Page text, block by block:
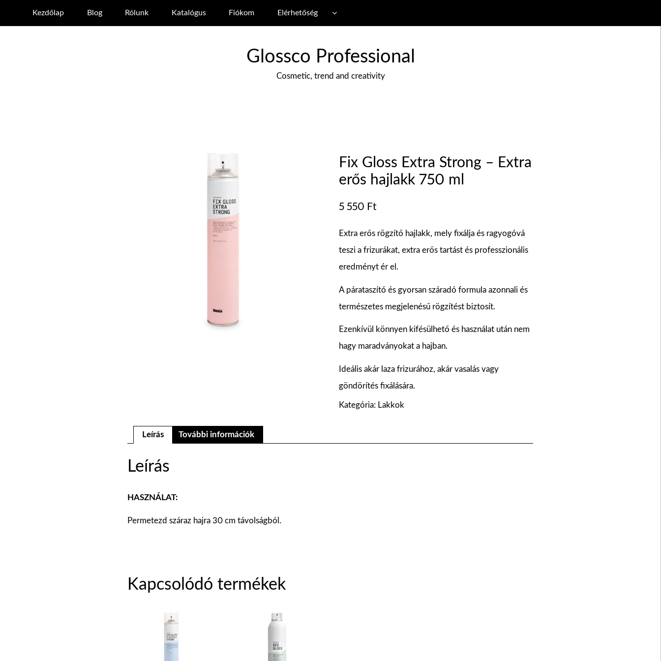
Kezdőlap Blog Rólunk Katalógus Fiókom Elérhetőség
Glossco Professional
Cosmetic, trend and creativity
Fix Gloss Extra Strong – Extra
erős hajlakk 750 ml
5 550 Ft
Extra erős rögzítő hajlakk, mely fixálja és ragyogóvá
teszi a frizurákat, extra erős tartást és professzionális
eredményt ér el.
A párataszító és gyorsan száradó formula azonnali és
természetes megjelenésű rögzítést biztosít.
Ezenkívül könnyen kifésülhető és használat után nem
hagy maradványokat a hajban.
Ideális akár laza frizurához, akár vasalás vagy
göndörítés fixálására.
Kategória: Lakkok
Leírás További információk
Leírás
HASZNÁLAT:
Permetezd száraz hajra 30 cm távolságból.
Kapcsolódó termékek